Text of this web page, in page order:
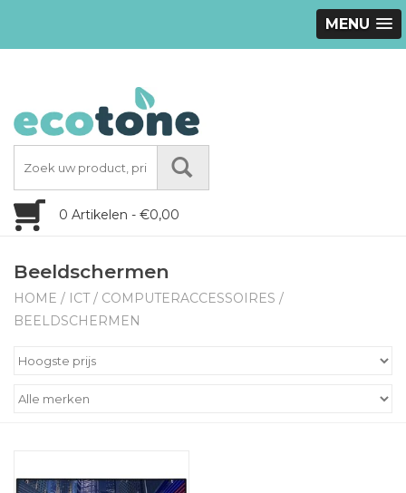
MENU
0 Artikelen - €0,00
Beeldschermen
HOME / ICT/ COMPUTERACCESSOIRES /
BEELDSCHERMEN